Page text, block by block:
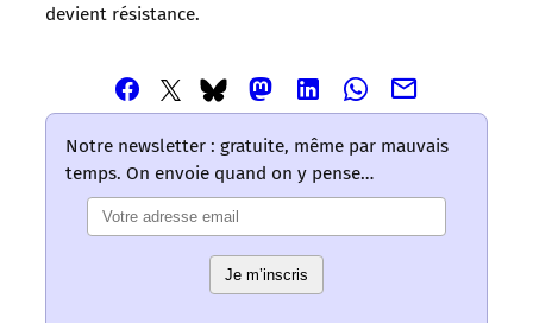
devient résistance.
Partager
cet
article
–
Partager
cet
article
via
Twitter
–
Partager
cet
article
via
Bluesky
–
Les
mots
Partager
cet
article
via
Mastodon
mots
ont
Partager
article
Linkedin
mots
ont
Partager
cet
via
Partager
article
Les
Notre newsletter : gratuite, même par mauvais
temps. On envoie quand on y pense…
Je m’inscris